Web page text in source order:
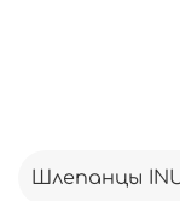
Шлепанцы